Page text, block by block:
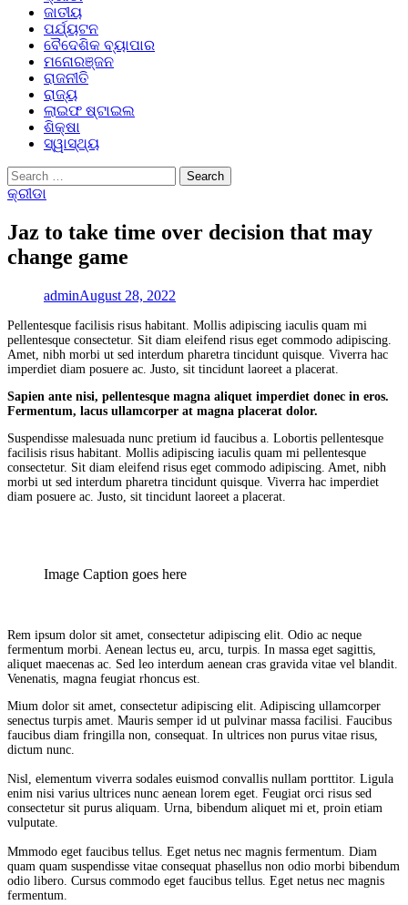
ଜାତୀୟ
ପର୍ଯ୍ୟଟନ
ବୈଦେଶିକ ବ୍ୟାପାର
ମନୋରଞ୍ଜନ
ରାଜନୀତି
ରାଜ୍ୟ
ଲାଇଫ ଷ୍ଟାଇଲ
ଶିକ୍ଷା
ସ୍ୱାସ୍ଥ୍ୟ
Search
for:
କ୍ରୀଡା
Jaz to take time over decision that may
change game
adminAugust 28, 2022
Pellentesque facilisis risus habitant. Mollis adipiscing iaculis quam mi
pellentesque consectetur. Sit diam eleifend risus eget commodo adipiscing.
Amet, nibh morbi ut sed interdum pharetra tincidunt quisque. Viverra hac
imperdiet diam posuere ac. Justo, sit tincidunt laoreet a placerat.
Sapien ante nisi, pellentesque magna aliquet imperdiet donec in eros.
Fermentum, lacus ullamcorper at magna placerat dolor.
Suspendisse malesuada nunc pretium id faucibus a. Lobortis pellentesque
facilisis risus habitant. Mollis adipiscing iaculis quam mi pellentesque
consectetur. Sit diam eleifend risus eget commodo adipiscing. Amet, nibh
morbi ut sed interdum pharetra tincidunt quisque. Viverra hac imperdiet
diam posuere ac. Justo, sit tincidunt laoreet a placerat.
Image Caption goes here
Rem ipsum dolor sit amet, consectetur adipiscing elit. Odio ac neque
fermentum morbi. Aenean lectus eu, arcu, turpis. In massa eget sagittis,
aliquet maecenas ac. Sed leo interdum aenean cras gravida vitae vel blandit.
Venenatis, magna feugiat rhoncus est.
Mium dolor sit amet, consectetur adipiscing elit. Adipiscing ullamcorper
senectus turpis amet. Mauris semper id ut pulvinar massa facilisi. Faucibus
faucibus diam fringilla non, consequat. In ultrices non purus vitae risus,
dictum nunc.
Nisl, elementum viverra sodales euismod convallis nullam porttitor. Ligula
enim nisi varius ultrices nunc aenean lorem eget. Feugiat orci risus sed
consectetur sit purus aliquam. Urna, bibendum aliquet mi et, proin etiam
vulputate.
Mmmodo eget faucibus tellus. Eget netus nec magnis fermentum. Diam
quam quam suspendisse vitae consequat phasellus non odio morbi bibendum
odio libero. Cursus commodo eget faucibus tellus. Eget netus nec magnis
fermentum.